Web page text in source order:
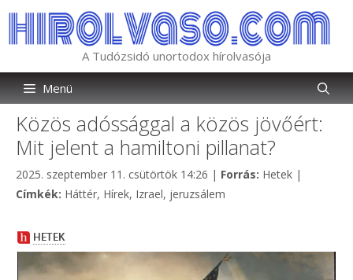
tartalomba
A Tudózsidó unortodox hírolvasója
Menü
Közös adóssággal a közös jövőért:
Mit jelent a hamiltoni pillanat?
2025. szeptember 11. csütörtök 14:26 | Forrás: Kategória
Hetek |
Címkék: Címkék
Háttér, Hírek, Izrael, jeruzsálem